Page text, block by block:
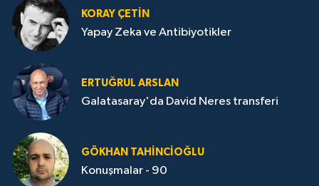
KORAY ÇETIN
Yapay Zeka ve Antibiyotikler
ERTUĞRUL ARSLAN
Galatasaray'da David Neres transferi
GÖKHAN TAHINCIOĞLU
Konuşmalar - 90